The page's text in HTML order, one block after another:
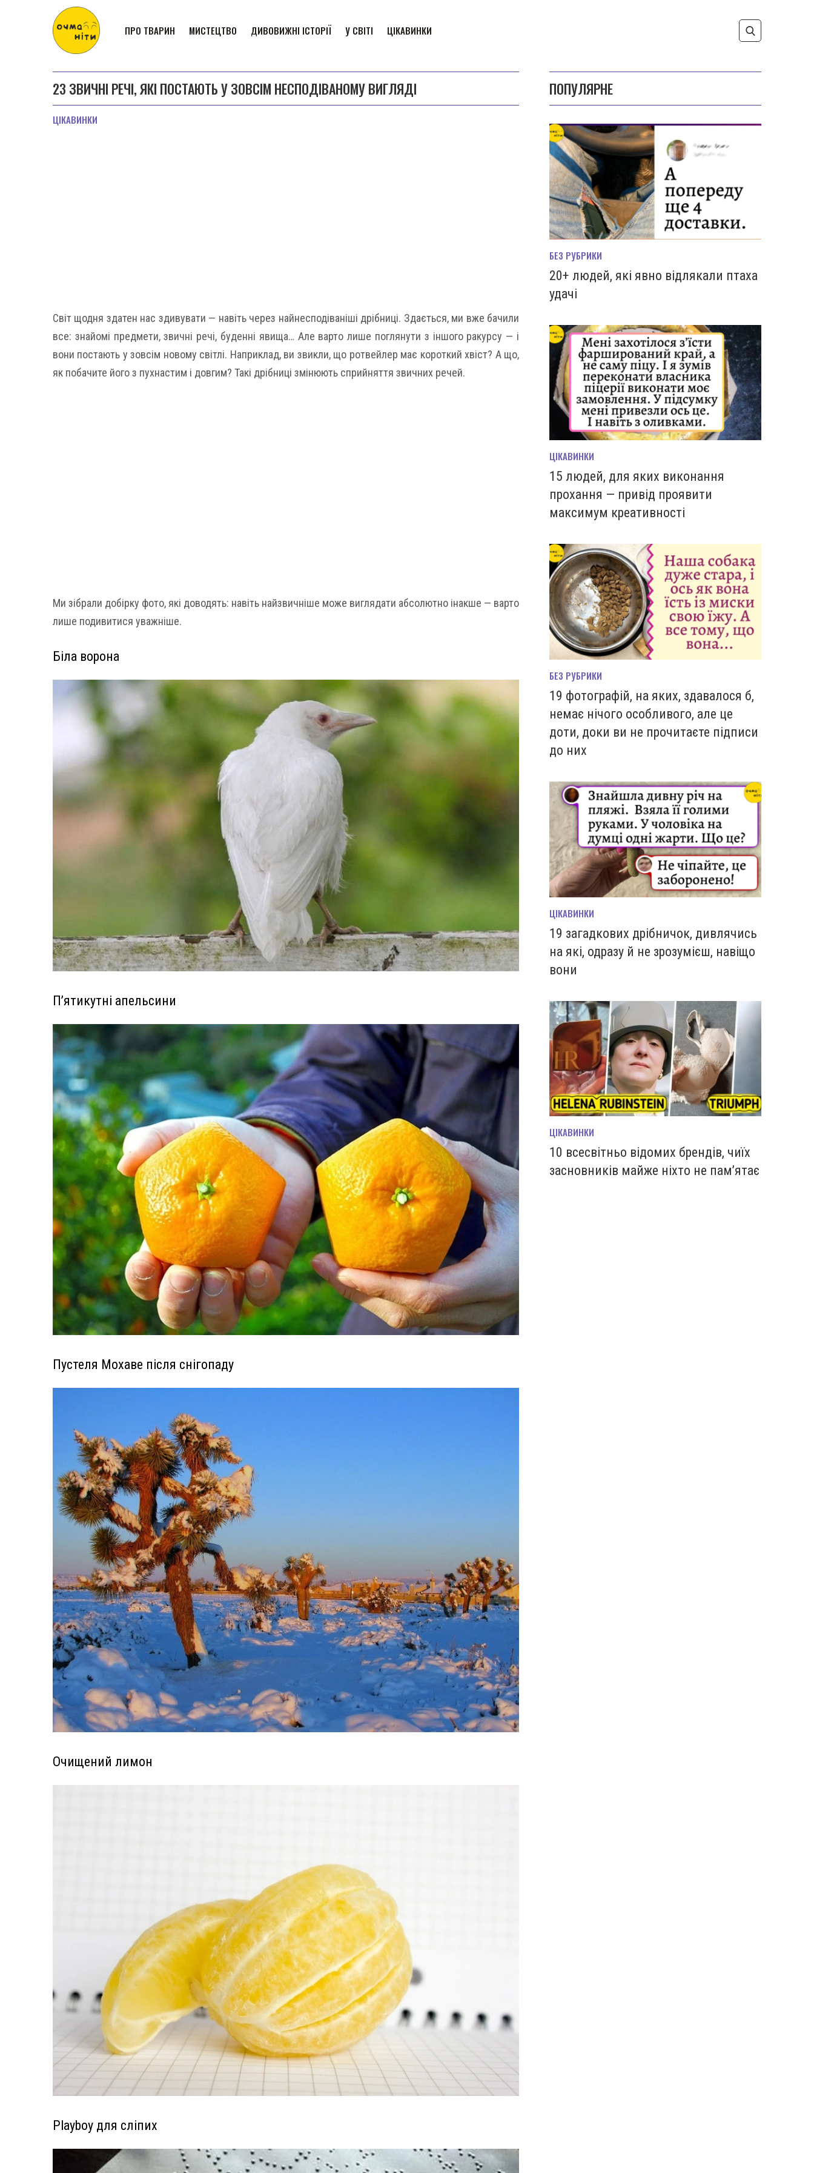
ПРО ТВАРИН МИСТЕЦТВО ДИВОВИЖНІ ІСТОРІЇ У СВІТІ ЦІКАВИНКИ
23 ЗВИЧНІ РЕЧІ, ЯКІ ПОСТАЮТЬ У ЗОВСІМ НЕСПОДІВАНОМУ ВИГЛЯДІ
ЦІКАВИНКИ
Світ щодня здатен нас здивувати — навіть через найнесподіваніші дрібниці. Здається, ми вже бачили
все: знайомі предмети, звичні речі, буденні явища… Але варто лише поглянути з іншого ракурсу — і
вони постають у зовсім новому світлі. Наприклад, ви звикли, що ротвейлер має короткий хвіст? А що,
як побачите його з пухнастим і довгим? Такі дрібниці змінюють сприйняття звичних речей.
Ми зібрали добірку фото, які доводять: навіть найзвичніше може виглядати абсолютно інакше — варто
лише подивитися уважніше.
Біла ворона
П’ятикутні апельсини
Пустеля Мохаве після снігопаду
Очищений лимон
Playboy для сліпих
ПОПУЛЯРНЕ
БЕЗ РУБРИКИ
20+ людей, які явно відлякали птаха
удачі
ЦІКАВИНКИ
15 людей, для яких виконання
прохання — привід проявити
максимум креативності
БЕЗ РУБРИКИ
19 фотографій, на яких, здавалося б,
немає нічого особливого, але це
доти, доки ви не прочитаєте підписи
до них
ЦІКАВИНКИ
19 загадкових дрібничок, дивлячись
на які, одразу й не зрозумієш, навіщо
вони
ЦІКАВИНКИ
10 всесвітньо відомих брендів, чиїх
засновників майже ніхто не пам’ятає